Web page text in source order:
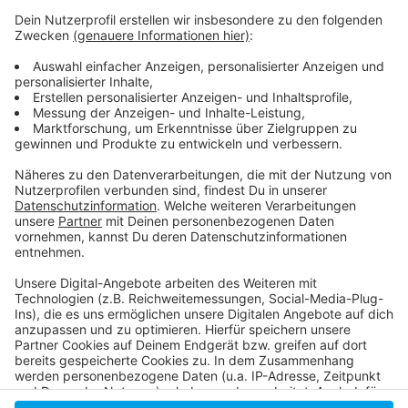
Die einen haben gefeiert, die anderen hätten gerne
etwas gefeiert und wieder andere haben sich selbst
entlassen, bevor es andere tun. Deutschland hat
gewählt - Friedrich Merz muss jetzt irgendwie eine
funktionierende Regierung auf die Beine stellen. Und
wenn wir doch eins aus den ganzen Schul- und
am besten mit einer WhatsApp-Gruppe.
Anzeige
Anzeige